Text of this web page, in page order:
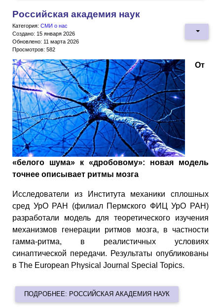
Российская академия наук
Категория: СМИ о нас
Создано: 15 января 2026
Обновлено: 11 марта 2026
Просмотров: 582
От
«белого шума» к «дробовому»: новая модель
точнее описывает ритмы мозга
Исследователи из Института механики сплошных
сред УрО РАН (филиал Пермского ФИЦ УрО РАН)
разработали модель для теоретического изучения
механизмов генерации ритмов мозга, в частности
гамма-ритма, в реалистичных условиях
синаптической передачи. Результаты опубликованы
в The European Physical Journal Special Topics.
ПОДРОБНЕЕ: РОССИЙСКАЯ АКАДЕМИЯ НАУК